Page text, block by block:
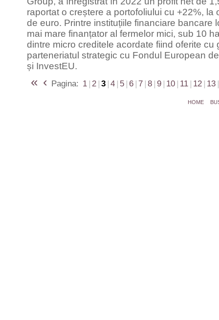
raportat o creștere a portofoliului cu +22%, la
de euro. Printre instituțiile financiare bancare
mai mare finanțator al fermelor mici, sub 10
dintre micro creditele acordate fiind oferite cu
parteneriatul strategic cu Fondul European
și InvestEU.
« ‹ Pagina: 1 | 2 | 3 | 4 | 5 | 6 | 7 | 8 | 9 | 10 | 11 | 12 | 13 |
HOME